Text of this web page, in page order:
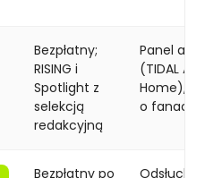
Bezpłatny;
RISING i
Spotlight z
selekcją
redakcyjną
Panel
(TIDAL
Home),
o fanach
Bezpłatny po
Odsłuchy,